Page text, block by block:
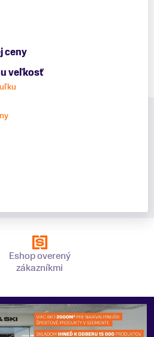
ceny
veľkosť
Eshop overený
zákazníkmi